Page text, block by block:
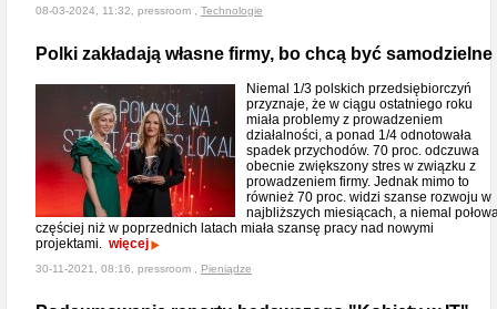
08-03-2024, 11:32, pressroom , Technologie
Polki zakładają własne firmy, bo chcą być samodzielne
Niemal 1/3 polskich przedsiębiorczyń
przyznaje, że w ciągu ostatniego roku
miała problemy z prowadzeniem
działalności, a ponad 1/4 odnotowała
spadek przychodów. 70 proc. odczuwa
obecnie zwiększony stres w związku z
prowadzeniem firmy. Jednak mimo to
również 70 proc. widzi szanse rozwoju w
najbliższych miesiącach, a niemal
częściej niż w poprzednich latach miała szansę pracy nad nowymi
projektami. więcej
30-11-2021, 08:16, pressroom , Pieniądze